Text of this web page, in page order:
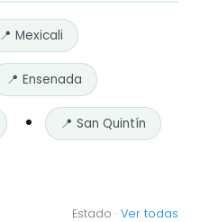
📍 Mexicali
📍 Ensenada
📍 San Quintín
Estado · Ver todas